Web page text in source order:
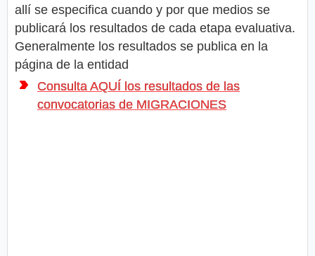
allí se especifica cuando y por que medios se
publicará los resultados de cada etapa evaluativa.
Generalmente los resultados se publica en la
página de la entidad
Consulta AQUÍ los resultados de las
convocatorias de MIGRACIONES